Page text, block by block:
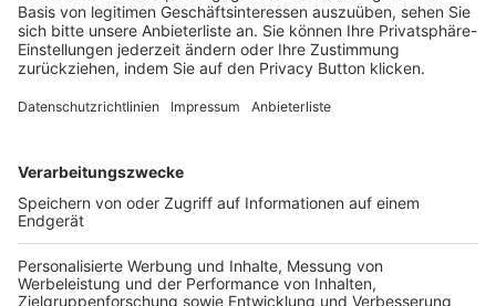
Login SpielPlus
FOLGE DEM BFV
TOP-VEREINE